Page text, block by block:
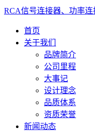
RCA信号连接器、功率
首页
关于我们
品牌简介
公司里程
大事记
设计理念
品质体系
资质荣誉
新闻动态